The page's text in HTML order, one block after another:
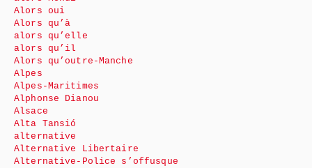
Alors oui
Alors qu’à
alors qu’elle
alors qu’il
Alors qu’outre-Manche
Alpes
Alpes-Maritimes
Alphonse Dianou
Alsace
Alta Tansió
alternative
Alternative Libertaire
Alternative-Police s’offusque